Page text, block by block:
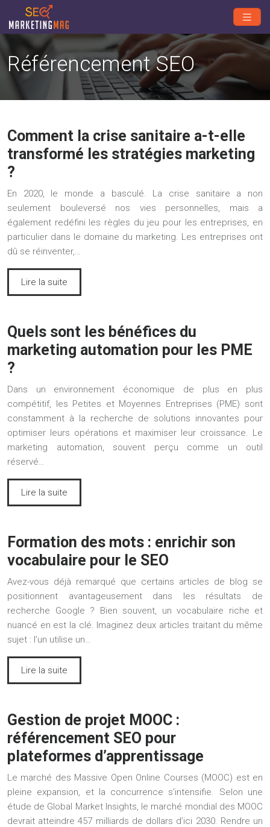
Référencement SEO
Comment la crise sanitaire a-t-elle
transformé les stratégies marketing
?
En 2020, le monde a basculé. La crise sanitaire a non
seulement bouleversé nos vies personnelles, mais a
également redéfini les règles du jeu pour les entreprises, en
particulier dans le domaine du marketing. Les entreprises ont
dû se réinventer,…
Lire la suite
Quels sont les bénéfices du
marketing automation pour les PME
?
Dans un environnement économique de plus en plus
compétitif, les Petites et Moyennes Entreprises (PME) sont
constamment à la recherche de solutions innovantes pour
optimiser leurs opérations et maximiser leur croissance. Le
marketing automation, souvent perçu comme un outil
réservé…
Lire la suite
Formation des mots : enrichir son
vocabulaire pour le SEO
Avez-vous déjà remarqué que certains articles de blog se
positionnent avantageusement dans les résultats de
recherche Google ? Bien souvent, un vocabulaire riche et
nuancé en est la clé. Imaginez deux articles traitant du même
sujet : l’un utilise un…
Lire la suite
Gestion de projet MOOC :
référencement SEO pour
plateformes d’apprentissage
Le marché des Massive Open Online Courses (MOOC) est en
pleine expansion, et la concurrence s’intensifie. Selon une
étude de Global Market Insights, le marché mondial des MOOC
devrait atteindre 457 milliards de dollars d’ici 2030. Rendre un